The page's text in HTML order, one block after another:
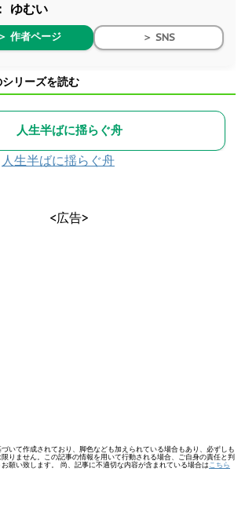
ゆむい
＞ 作者ページ ＞ SNS
リーズを読む
人生半ばに揺らぐ舟
人生半ばに揺らぐ舟
<広告>
いて作成されており、脚色なども加えられている場合もあり、必ずしも
りません。この記事の情報を用いて行動される場合、ご自身の責任と判
願い致します。 尚、記事に不適切な内容が含まれている場合は こちら